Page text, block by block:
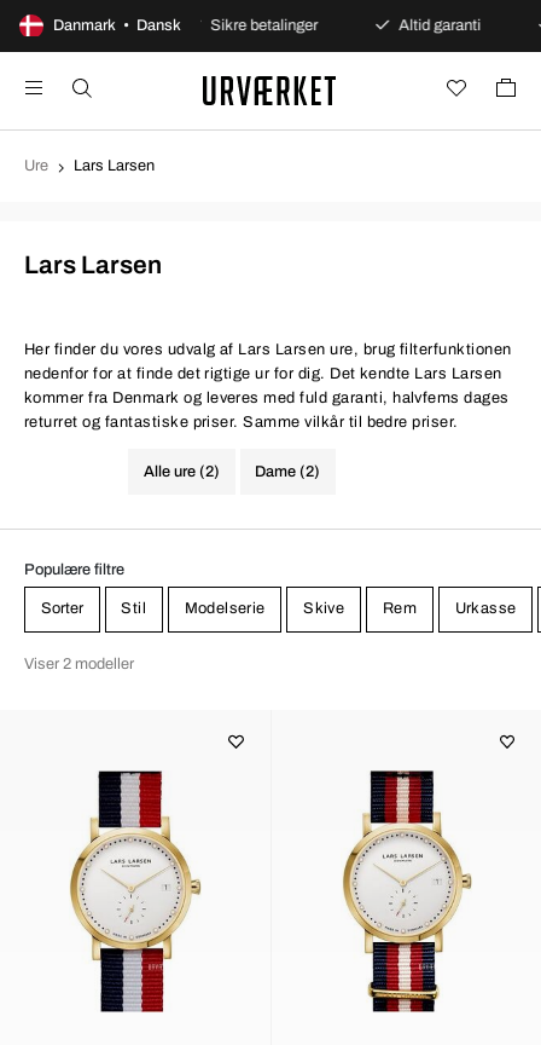
Danmark • Dansk
åbent køb Sikre betalinger Altid garanti
Ure Lars Larsen
Lars Larsen
Her finder du vores udvalg af Lars Larsen ure, brug filterfunktionen
nedenfor for at finde det rigtige ur for dig. Det kendte Lars Larsen
kommer fra Denmark og leveres med fuld garanti, halvfems dages
returret og fantastiske priser. Samme vilkår til bedre priser.
Alle ure (2) Dame (2)
Populære filtre
Sorter Stil Modelserie Skive Rem Urkasse
Viser 2 modeller